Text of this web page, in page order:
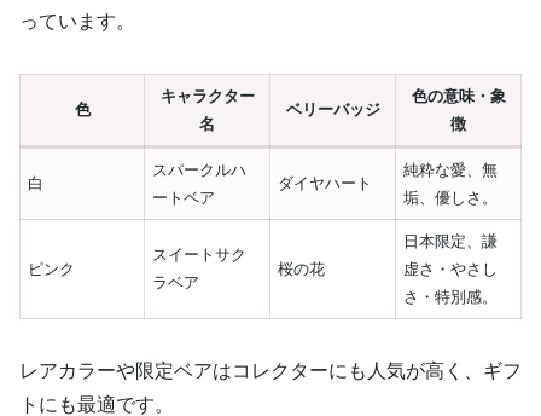
っています。
色
キャラクター
名
ベリーバッジ
色の意味・象
徴
白
スパークルハ
ートベア
ダイヤハート
純粋な愛、無
垢、優しさ。
ピンク
スイートサク
ラベア
桜の花
日本限定、謙
虚さ・やさし
さ・特別感。
レアカラーや限定ベアはコレクターにも人気が高く、ギフ
トにも最適です。